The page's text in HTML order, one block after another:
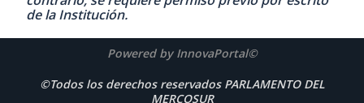
de la Institución.
Powered by InnovaPortal©
©Todos los derechos reservados PARLAMENTO DEL
MERCOSUR